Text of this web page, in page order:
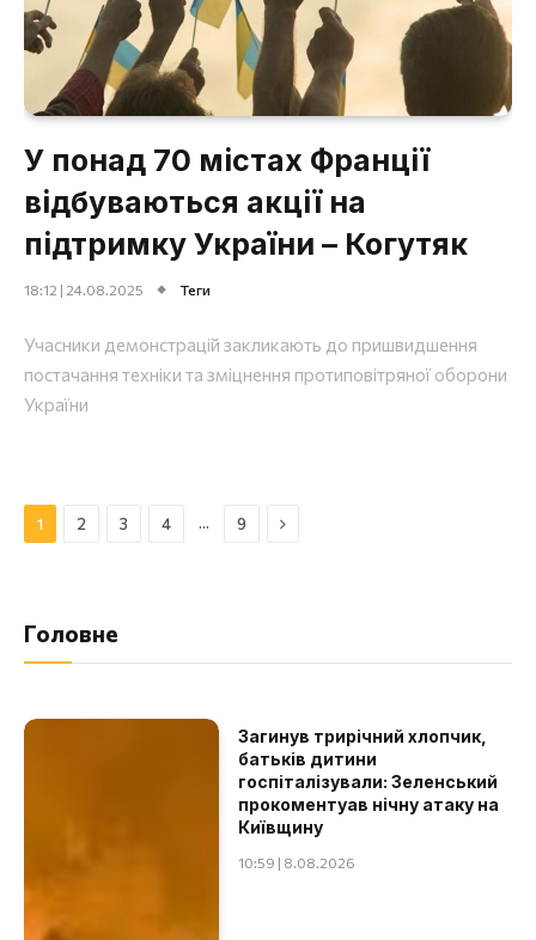
У понад 70 містах Франції
відбуваються акції на
підтримку України – Когутяк
18:12 | 24.08.2025 Теги
Учасники демонстрацій закликають до пришвидшення
постачання техніки та зміцнення протиповітряної оборони
України
1 2 3 4 … 9 Далі
Головне
Загинув трирічний хлопчик,
батьків дитини
госпіталізували: Зеленський
прокоментуав нічну атаку на
Київщину
10:59 | 8.08.2026